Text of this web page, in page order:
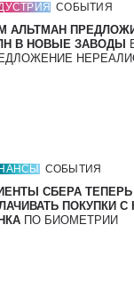
СОБЫТИЯ
АЛЬТМАН
В НОВЫЕ ЗАВОДЫ
СОБЫТИЯ
СБЕРА
ПОКУПКИ
ПО БИОМЕТРИИ